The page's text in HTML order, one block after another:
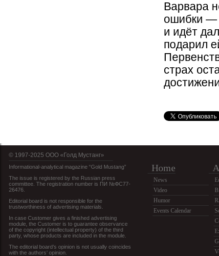
Варвара
ошибки —
и идёт
подарил
страх
© 1997-2025 OOO «Голд Мустанг»
Informational-analytical magazine “Gold Mustang”
The issue is registered by the Russian press
committee. The registration number is ПИ №ФС77-
26476.
Editorial board is not responsible for the
trustworthiness of advertising materials.
In case Customer gives a finished advertising
module, the Customer is to guarantee observance
of the copyright (intellectual property) of the third
party, whose products are included in the module.
The editorial board’s opinion is not usually coincides
with the authors’ opinion.
Home
News
Video
Humor
Events Calendar